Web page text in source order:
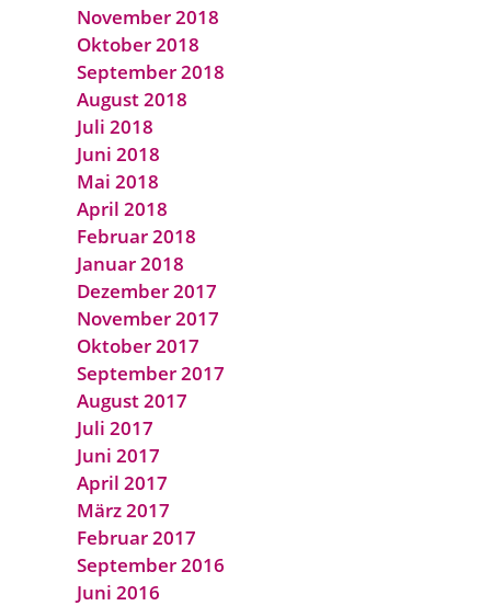
November 2018
Oktober 2018
September 2018
August 2018
Juli 2018
Juni 2018
Mai 2018
April 2018
Februar 2018
Januar 2018
Dezember 2017
November 2017
Oktober 2017
September 2017
August 2017
Juli 2017
Juni 2017
April 2017
März 2017
Februar 2017
September 2016
Juni 2016